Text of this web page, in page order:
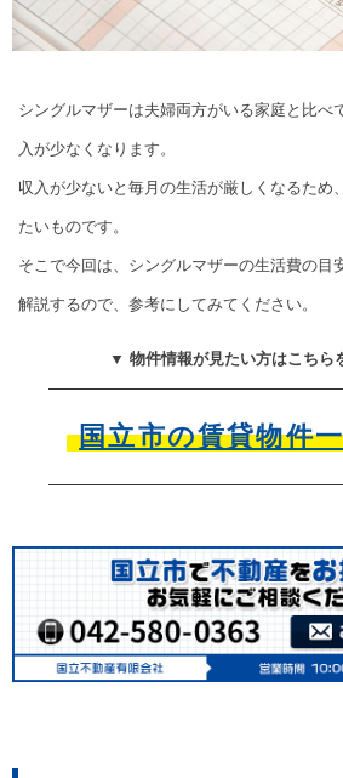
シングルマザーは夫婦両方がいる家庭と比べ
入が少なくなります。
収入が少ないと毎月の生活が厳しくなるため
たいものです。
そこで今回は、シングルマザーの生活費の目
解説するので、参考にしてみてください。
▼ 物件情報が見たい方はこちら
国立市の賃貸物件